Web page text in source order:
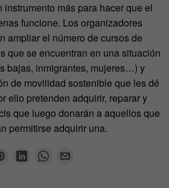
instrumento más para hacer que el
funcione. Los organizadores
ampliar el número de cursos de
que se encuentran en una situación
bajas, inmigrantes, mujeres…) y
de movilidad sostenible que les dé
ello pretenden adquirir, reparar y
que luego donarán a aquellos que
permitirse adquirir una.